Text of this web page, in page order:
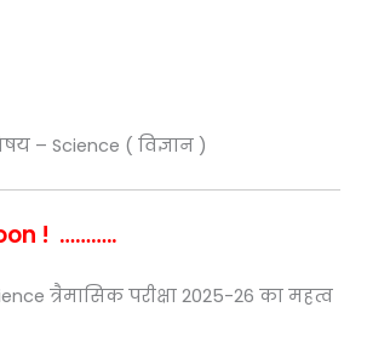
– Science ( विज्ञान )
! ………..
त्रैमासिक परीक्षा 2025-26 का महत्व